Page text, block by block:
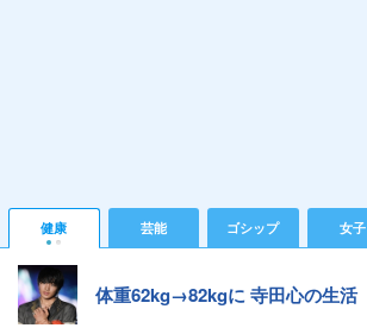
健康 芸能 ゴシップ 女子
体重62kg→82kgに 寺田心の生活